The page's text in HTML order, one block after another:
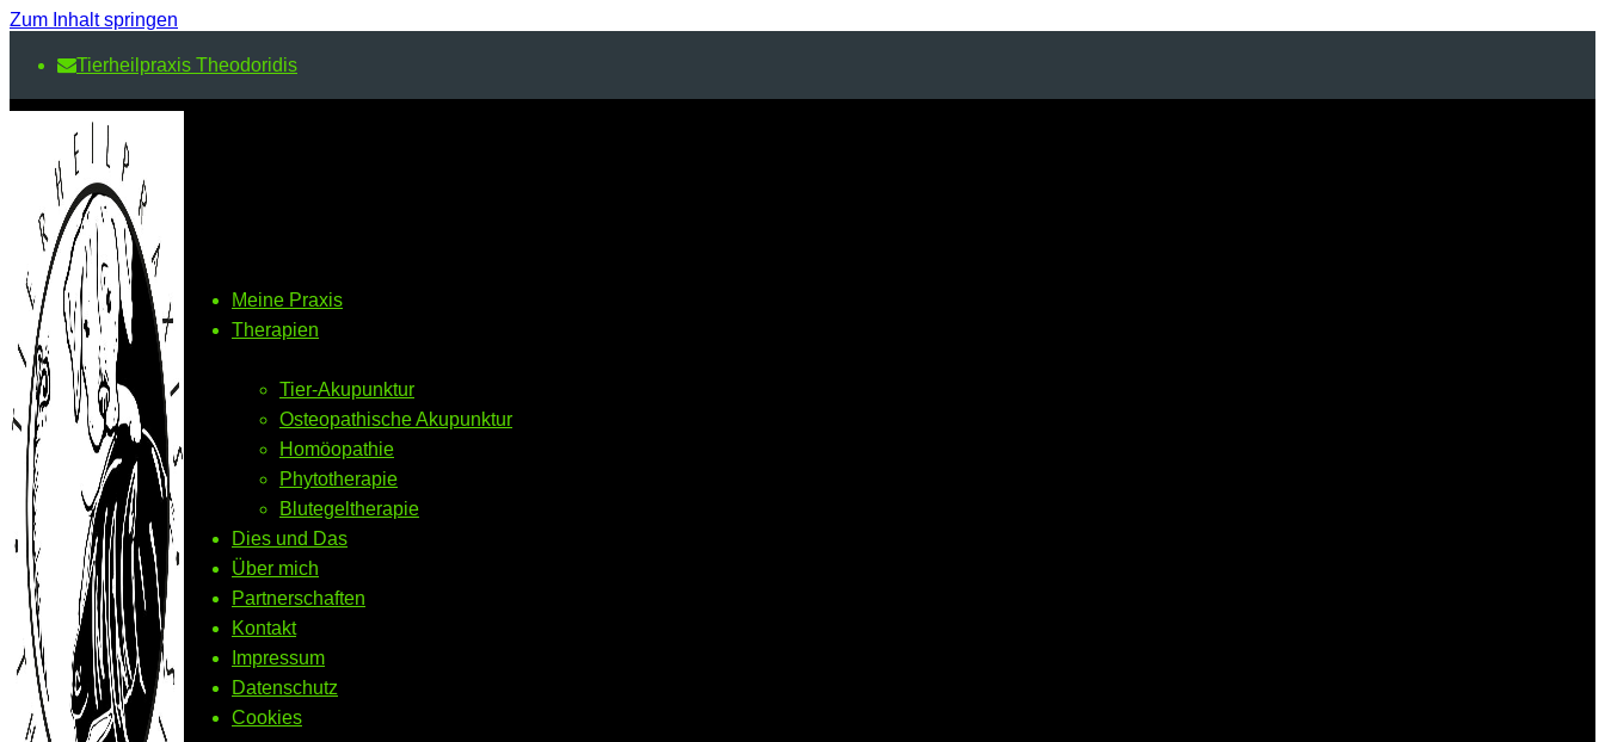
Zum Inhalt springen
Tierheilpraxis Theodoridis
Meine Praxis
Therapien
Tier-Akupunktur
Osteopathische Akupunktur
Homöopathie
Phytotherapie
Blutegeltherapie
Dies und Das
Über mich
Partnerschaften
Kontakt
Impressum
Datenschutz
Cookies